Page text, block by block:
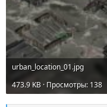
urban_location_01.jpg
473.9 KB · Просмотры: 138